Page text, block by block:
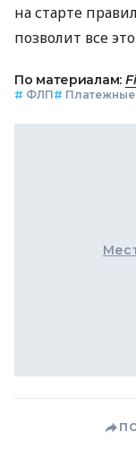
на старте
позволит все
По материалам:
# ФЛП#